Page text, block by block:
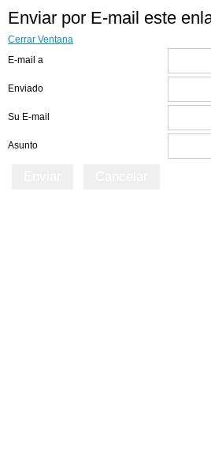
Enviar por E-mail este
Cerrar Ventana
E-mail a
Enviado
Su E-mail
Asunto